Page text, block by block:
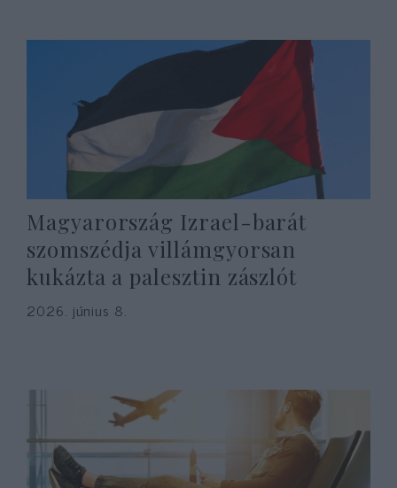
Magyarország Izrael-barát
szomszédja villámgyorsan
kukázta a palesztin zászlót
2026. június 8.